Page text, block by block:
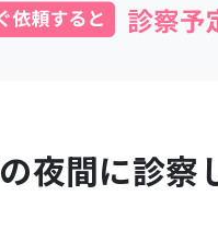
の夜間に診察